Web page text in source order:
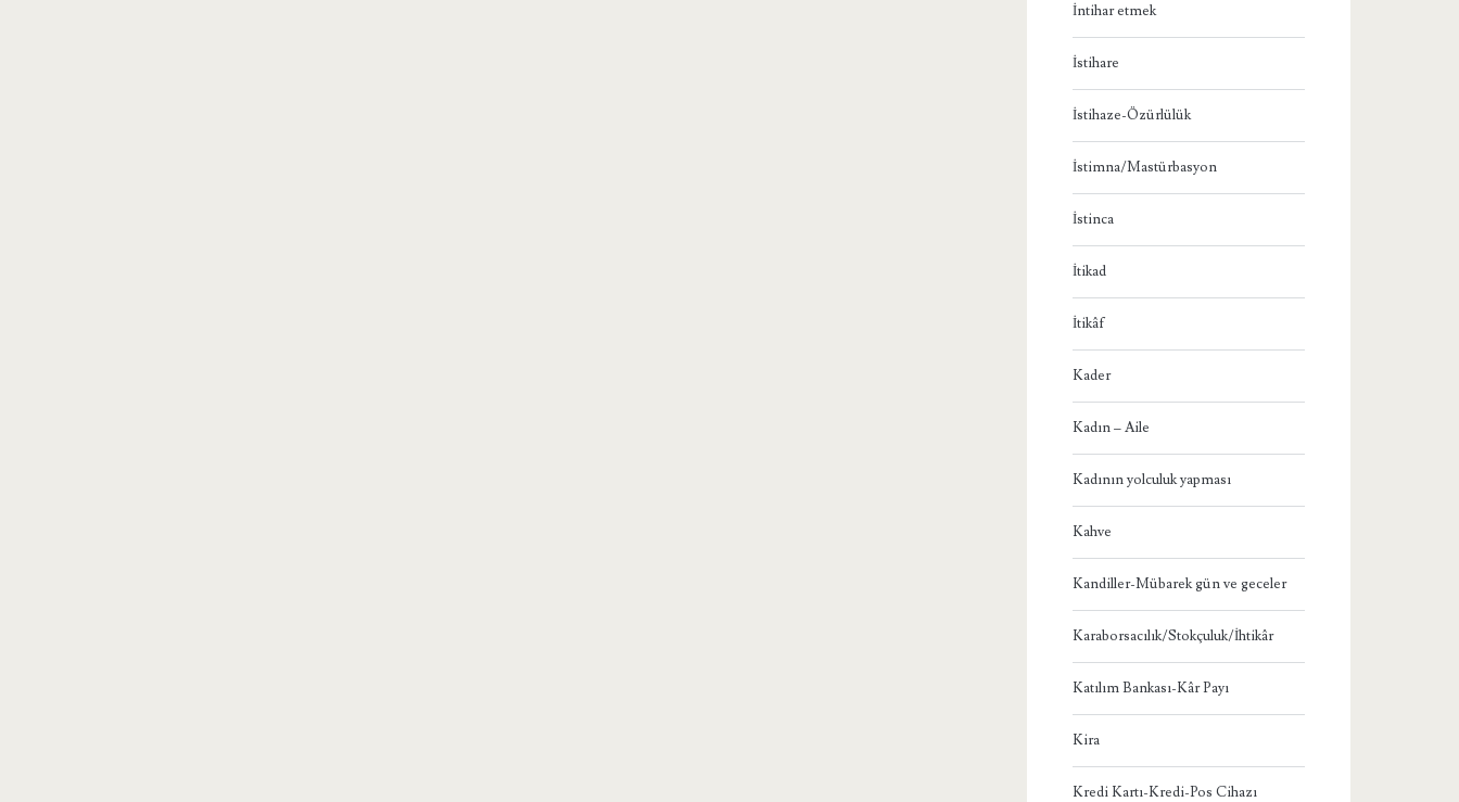
İntihar etmek
İstihare
İstihaze-Özürlülük
İstimna/Mastürbasyon
İstinca
İtikad
İtikâf
Kader
Kadın – Aile
Kadının yolculuk yapması
Kahve
Kandiller-Mübarek gün ve geceler
Karaborsacılık/Stokçuluk/İhtikâr
Katılım Bankası-Kâr Payı
Kira
Kredi Kartı-Kredi-Pos Cihazı